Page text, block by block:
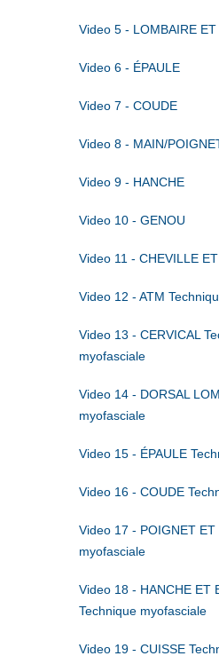
Video 5 - LOMBAIRE
Video 6 - ÉPAULE
Video 7 - COUDE
Video 8 - MAIN/
Video 9 - HANCHE
Video 10 - GENOU
Video 11 - CHEVILLE
Video 12 - ATM
Video 13 - CERVICAL
myofasciale
Video 14 - DORSAL
myofasciale
Video 15 - ÉPAULE
Video 16 - COUDE
Video 17 - POIGNET
myofasciale
Video 18 - HANCHE ET
Technique myofasciale
Video 19 - CUISSE